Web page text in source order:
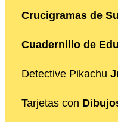
Crucigramas de
Cuadernillo de
Detective Pikachu
Tarjetas con